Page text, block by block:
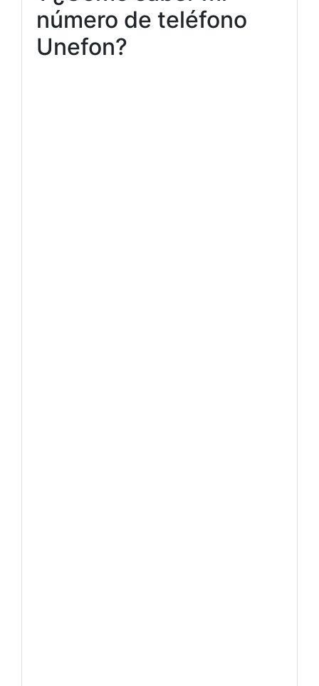
número de teléfono
Unefon?